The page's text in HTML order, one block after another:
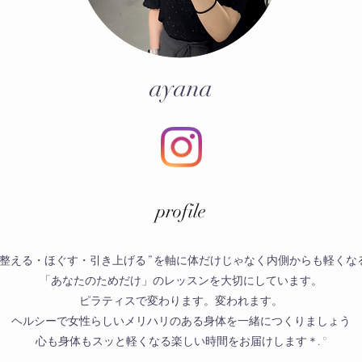
ayana
​profile
える・ほぐす・引き上げる” を軸に体だけじゃなく内側からも軽くな
「あなたのためだけ」のレッスンを大切にしています。
ピラティスで変わります。変われます。
ヘルシーで女性らしいメリハリのある身体を一緒につくりましょう
心も身体もスッと軽くなる楽しい時間をお届けします＊.°